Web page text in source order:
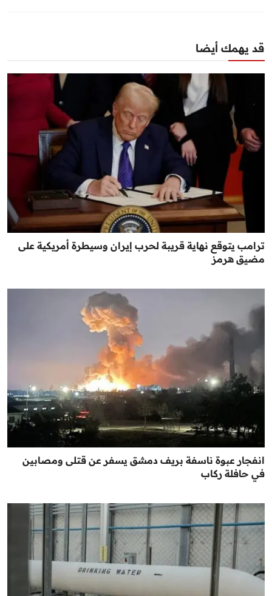
قد يهمك أيضا
ترامب يتوقع نهاية قريبة لحرب إيران وسيطرة أمريكية على
مضيق هرمز
انفجار عبوة ناسفة بريف دمشق يسفر عن قتلى ومصابين
في حافلة ركاب